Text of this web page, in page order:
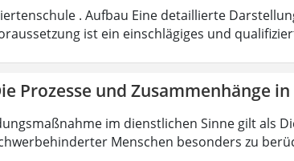
. Aufbau Eine detaillierte
ist ein einschlägiges und
Prozesse und Zusammenhänge in
im dienstlichen Sinne gilt als
Menschen besonders zu